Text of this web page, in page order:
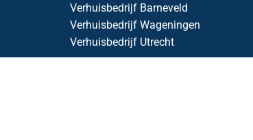
Verhuisbedrijf Barneveld
Verhuisbedrijf Wageningen
Verhuisbedrijf Utrecht